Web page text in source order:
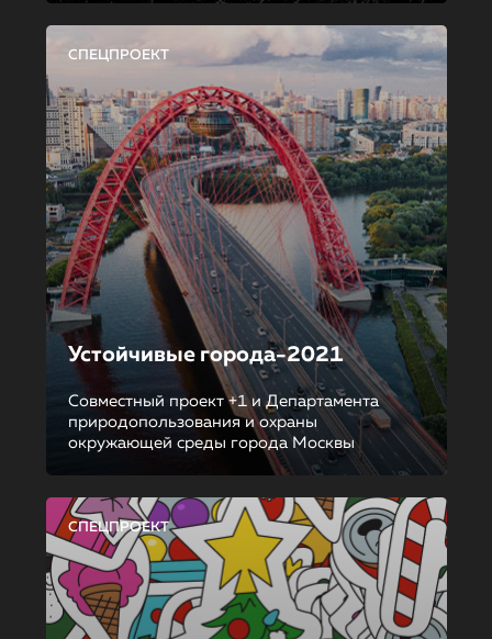
СПЕЦПРОЕКТ
Устойчивые города-2021
Совместный проект +1 и Департамента
природопользования и охраны
окружающей среды города Москвы
СПЕЦПРОЕКТ